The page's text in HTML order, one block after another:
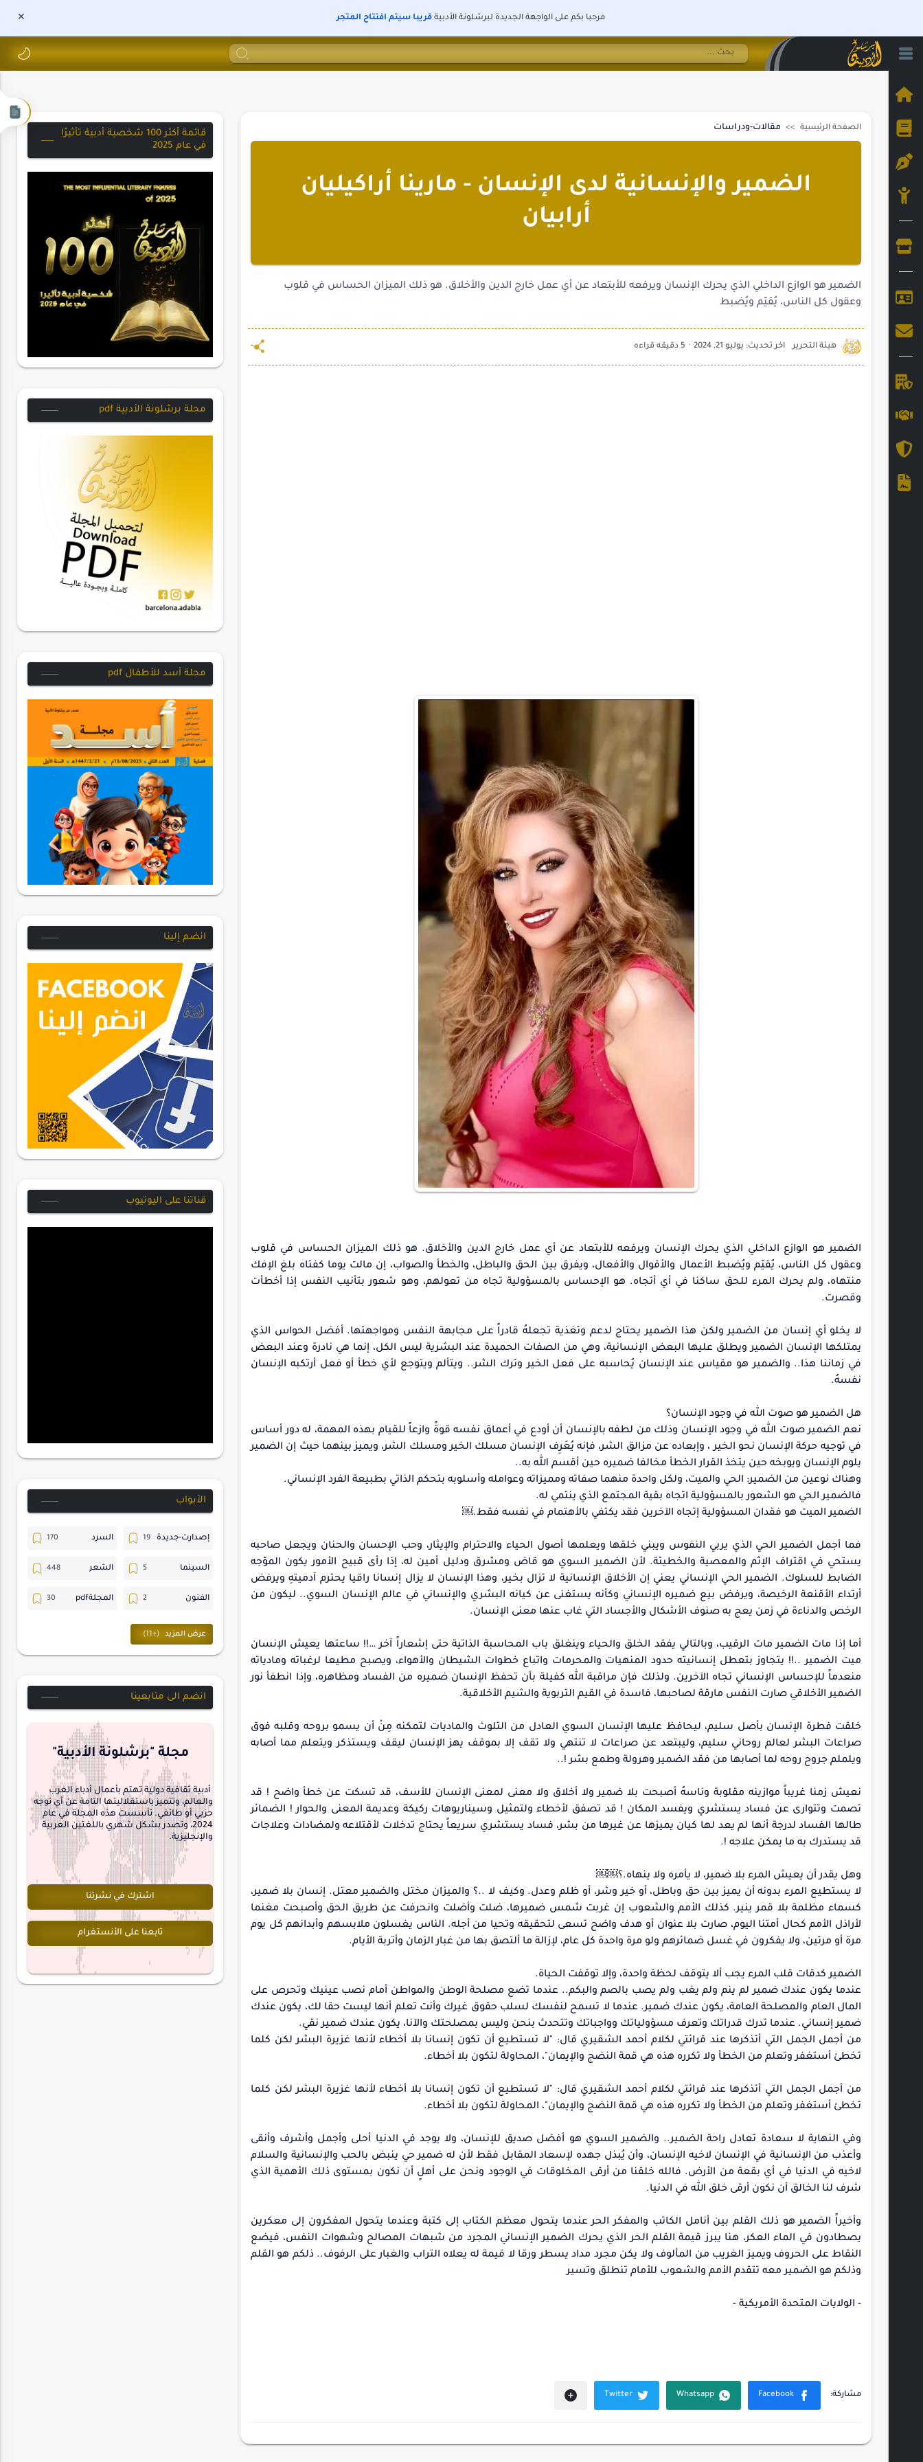
مرحبا بكم على الواجهة الجديدة لبرشلونة الأدبية قريبا سيتم افتتاح المتجر
الصفحة الرئيسية مقالات-ودراسات
الضمير والإنسانية لدى الإنسان - مارينا أراكيليان
أرابيان
الضمير هو الوازع الداخلي الذي يحرك الإنسان ويرفعه للأبتعاد عن أي عمل خارج الدين والأخلاق. هو ذلك الميزان الحساس في قلوب
وعقول كل الناس، يُقيّم ويُضبط
5 دقيقه قراءه
الضمير هو الوازع الداخلي الذي يحرك الإنسان ويرفعه للأبتعاد عن أي عمل خارج الدين والأخلاق. هو ذلك الميزان الحساس في قلوب
وعقول كل الناس، يُقيّم ويُضبط الأعمال والأقوال والأفعال، ويفرق بين الحق والباطل، والخطأ والصواب، إن مالت يوما كفتاه بلغ الإفك
منتهاه، ولم يحرك المرء للحق ساكنا في أي أتجاه. هو الإحساس بالمسؤولية تجاه من تعولهم، وهو شعور بتأنيب النفس إذا أخطأت
وقصرت.
لا يخلو أي إنسان من الضمير ولكن هذا الضمير يحتاج لدعم وتغذية تجعلهُ قادراً على مجابهة النفس ومواجهتها. أفضل الحواس الذي
يمتلكها الإنسان الضمير ويطلق عليها البعض الإنسانية، وهي من الصفات الحميدة عند البشرية ليس الكل، إنما هي نادرة وعند البعض
في زماننا هذا.. والضمير هو مقياس عند الإنسان يُحاسبه على فعل الخير وترك الشر.. ويتألم ويتوجع لأي خطأ أو فعل أرتكبه الإنسان
نفسهُ.
هل الضمير هو صوت الله في وجود الإنسان؟
نعم الضمير صوت الله في وجود الإنسان وذلك من لطفه بالإنسان ‏أن أودع في أعماق نفسه قوةً وازعاً للقيام بهذه المهمة، له دور أساس
في توجيه حركة الإنسان نحو الخير ، وإبعاده عن مزالق الشر، فإنه يُعَرِف الإنسان مسلك الخير ومسلك الشر، ويميز بينهما حيث إن الضمير
يلوم الإنسان ويوبخه حين يتخذ القرار الخطأ مخالفا ضميره حين أقسم الله به..
وهناك نوعين من الضمير: الحي والميت، ولكل واحدة منهما صفاته ومميزاته وعوامله وأسلوبه بتحكم الذاتي بطبيعة الفرد الإنساني.
فالضمير الحي هو الشعور بالمسؤولية اتجاه بقية المجتمع الذي ينتمي له.
الضمير الميت هو فقدان المسؤولية إتجاه الآخرين فقد يكتفي بالأهتمام في نفسه فقط.￼
فما أجمل الضمير الحي الذي يربي النفوس ويبني خلقها ويعلمها أصول الحياء والاحترام والإيثار، وحب الإحسان والحنان ويجعل صاحبه
يستحي في اقتراف الإثم والمعصية والخطيئة. لأن الضمير السوي هو قاض ومشرق ودليل أمين له، إذا رأى قبيح الأمور يكون الموّجه
الضابط للسلوك. الضمير الحي الإنساني يعني إن الأخلاق الإنسانية لا تزال بخير، وهذا الإنسان لا يزال إنسانا راقيا يحترم آدميتهِ ويرفض
أرتداء الأقنعة الرخيصة، ويرفض بيع ضميره الإنساني وكأنه يستغنى عن كيانه البشري والإنساني في عالم الإنسان السوي.. ليكون من
الرخص والدناءة في زمن يعج به صنوف الأشكال والأجساد التي غاب عنها معنى الإنسان.
أما إذا مات الضمير مات الرقيب، وبالتالي يفقد الخلق والحياء وينغلق باب المحاسبة الذاتية حتى إشعاراً آخر …!! ساعتها يعيش الإنسان
ميت الضمير ..!! يتجاوز بتعطل إنسانيته حدود المنهيات والمحرمات واتباع خطوات الشيطان والأهواء، ويصبح مطيعا لرغباته ومادياته
منعدماً للإحساس الإنساني تجاه الآخرين. ولذلك فإن مراقبة الله كفيلة بأن تحفظ الإنسان ضميره من الفساد ومظاهره، وإذا انطفأ نور
الضمير الأخلاقي صارت النفس مارقة لصاحبها، فاسدة في القيم التربوية والشيم الأخلاقية.
خلقت فطرة الإنسان بأصل سليم، ليحافظ عليها الإنسان السوي العادل من التلوث والماديات لتمكنه مِنْ أن يسمو بروحه وقلبه فوق
صراعات البشر لعالم روحاني سليم، وليبتعد عن صراعات لا تنتهي ولا تقف إلا بموقف يهز الإنسان ليقف ويستذكر ويتعلم مما أصابه
ويلملم جروح روحه لما أصابها من فقد الضمير وهرولة وطمع بشر !..
‏نعيش زمنا غريباً موازينه مقلوبة وناسهُ أصبحت بلا ضمير ولا أخلاق ولا معنى لمعنى الإنسان للأسف، قد تسكت عن خطأ واضح ! قد
تصمت وتتوارى عن فساد يستشري ويفسد المكان ! قد تصفق لأخطاء ولتمثيل وسيناريوهات ركيكة وعديمة المعنى والحوار ! الضمائر
طالها الفساد لدرجة أنها لم يعد لها كيان يميزها عن غيرها من بشر، فساد يستشري سريعاً يحتاج تدخلات لأقتلاعه ولمضادات وعلاجات
قد يستدرك به ما يمكن علاجه !.
وهل يقدر أن يعيش المرء بلا ضمير، لا يأمره ولا ينهاه.؟￼￼
‏لا يستطيع المرء بدونه أن يميز بين حق وباطل، أو خير وشر، أو ظلم وعدل. وكيف لا ..؟ والميزان مختل والضمير معتل. إنسان بلا ضمير،
كسماء مظلمة بلا قمر ينير. كذلك الأمم والشعوب إن غربت شمس ضميرها، ضلت وأضلت وانحرفت عن طريق الحق وأصبحت مغنما
لأراذل الأمم كحال أمتنا اليوم، صارت بلا عنوان أو هدف واضح تسعى لتحقيقه وتحيا من أجله. الناس يغسلون ملابسهم وأبدانهم كل يوم
مرة أو مرتين، ولا يفكرون في غسل ضمائرهم ولو مرة واحدة كل عام، لإزالة ما ألتصق بها من غبار الزمان وأتربة الأيام.
الضمير كدقات قلب المرء يجب ألا يتوقف لحظة واحدة، وإلا توقفت الحياة.
‏عندما يكون عندك ضمير لم ينم ولم يغب ولم يصب بالصم والبكم.. عندما تضع مصلحة الوطن والمواطن أمام نصب عينيك وتحرص على
المال العام والمصلحة العامة، يكون عندك ضمير. عندما لا تسمح لنفسك لسلب حقوق غيرك وأنت تعلم أنها ليست حقا لك، يكون عندك
ضمير إنساني. عندما تدرك قدراتك وتعرف مسؤولياتك وواجباتك وتتحدث بنحن وليس بمصلحتك والآنا، يكون عندك ضمير نقي.
من أجمل الجمل التي أتذكرها عند قرائتي لكلام أحمد الشقيري قال: "لا تستطيع أن تكون إنسانا بلا أخطاء لأنها غزيرة البشر لكن كلما
تخطئ أستغفر وتعلم من الخطأ ولا تكرره هذه هي قمة النضج والإيمان"، المحاولة لتكون بلا أخطاء.
من أجمل الجمل التي أتذكرها عند قرائتي لكلام أحمد الشقيري قال: "لا تستطيع أن تكون إنسانا بلا أخطاء لأنها غزيرة البشر لكن كلما
تخطئ أستغفر وتعلم من الخطأ ولا تكرره هذه هي قمة النضج والإيمان"، المحاولة لتكون بلا أخطاء.
وفي النهاية لا سعادة تعادل راحة الضمير.. والضمير السوي هو أفضل صديق للإنسان، ولا يوجد في الدنيا أحلى وأجمل وأشرف وأنقى
وأعذب من الإنسانية في الإنسان لاخيه الإنسان، وأن يُبذل جهده لإسعاد المقابل فقط لأن له ضمير حي ينبض بالحب والإنسانية والسلام
لاخيه في الدنيا في أي بقعة من الأرض. فالله خلقنا من أرقى المخلوقات في الوجود ونحن على أهلٍ أن نكون بمستوى ذلك الأهمية الذي
شرف لنا الخالق أن نكون أرقى خلق الله في الدنيا.
وأخيراً الضمير هو ذلك القلم بين أنامل الكاتب والمفكر الحر عندما يتحول معظم الكتاب إلى كتبة وعندما يتحول المفكرون إلى معكرين
يصطادون في الماء العكر، هنا يبرز قيمة القلم الحر الذي يحرك الضمير الإنساني المجرد من شبهات المصالح وشهوات النفس، فيضع
النقاط على الحروف ويميز الغريب من المألوف ولا يكن مجرد مداد يسطر ورقا لا قيمة له يعلاه التراب والغبار على الرفوف.. ذلكم هو القلم
وذلكم هو الضمير معه تتقدم الأمم والشعوب للأمام تنطلق وتسير
- الولايات المتحدة الأمريكية -
قائمة أكثر 100 شخصية أدبية تأثيرًا
في عام 2025
مجلة برشلونة الأدبية pdf
مجلة أسد للأطفال pdf
انضم إلينا
قناتنا على اليوتيوب
الأبواب
إصدارت-جديدة السرد
السينما الشعر
الفنون المجلةpdf
المسرح
حسن_يارتي حوارات
منشورتنا هايكو
interview
انضم الى متابعينا
مجلة "برشلونة الأدبية"
أدبية ثقافية دولية تهتم بأعمال أدباء العرب
والعالم، وتتميز باستقلاليتها التامة عن أي توجه
حزبي أو طائفي. تأسست هذه المجلة في عام
2024، وتصدر بشكل شهري باللغتين العربية
والإنجليزية.
اشترك في نشرتنا
تابعنا على الأنستغرام